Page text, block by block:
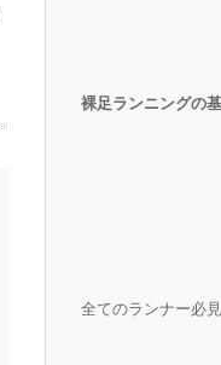
裸足ランニングの
全てのランナー必見